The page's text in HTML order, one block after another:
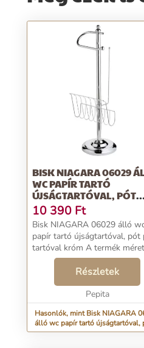
BISK NIAGARA 06029
WC PAPÍR TARTÓ
ÚJSÁGTARTÓVAL, PÓT
PAPÍR T...
10 390 Ft
Bisk NIAGARA 06029 álló
papír tartó újságtartóval, pót
tartóval króm A termék mérete:
66,5x24x19 cm...
Részletek
Pepita
Hasonlók, mint Bisk NIAGARA
álló wc papír tartó újságtartóval,
papír t...